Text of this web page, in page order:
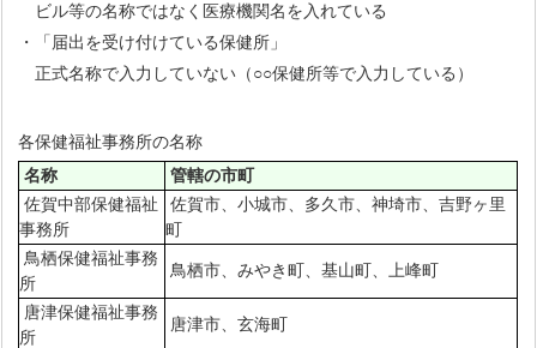
ビル等の名称ではなく医療機関名を入れている
・「届出を受け付けている保健所」
正式名称で入力していない（○○保健所等で入力している）
各保健福祉事務所の名称
名称
管轄の市町
佐賀中部保健福祉
事務所
佐賀市、小城市、多久市、神埼市、吉野ヶ里
町
鳥栖保健福祉事務
所
鳥栖市、みやき町、基山町、上峰町
唐津保健福祉事務
所
唐津市、玄海町